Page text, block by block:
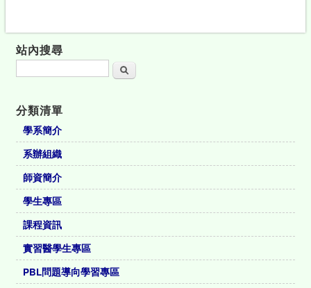
站內搜尋
搜尋
分類清單
學系簡介
系辦組織
師資簡介
學生專區
課程資訊
實習醫學生專區
PBL問題導向學習專區